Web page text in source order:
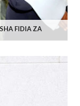
FIDIA ZA